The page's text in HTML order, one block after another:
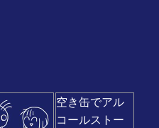
空き缶でアル
コールストー